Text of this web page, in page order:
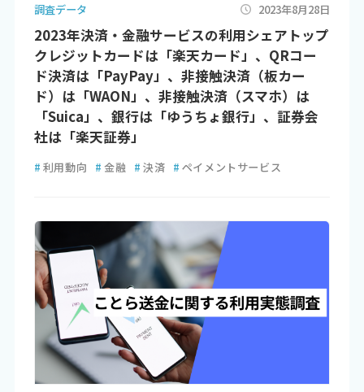
調査データ 2023年8月28日
2023年決済・金融サービスの利用シェアトップ
クレジットカードは「楽天カード」、QRコー
ド決済は「PayPay」、非接触決済（板カー
ド）は「WAON」、非接触決済（スマホ）は
「Suica」、銀行は「ゆうちょ銀行」、証券会
社は「楽天証券」
# 利用動向 # 金融 # 決済 # ペイメントサービス